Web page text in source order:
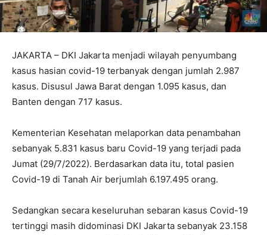
JAKARTA – DKI Jakarta menjadi wilayah penyumbang
kasus hasian covid-19 terbanyak dengan jumlah 2.987
kasus. Disusul Jawa Barat dengan 1.095 kasus, dan
Banten dengan 717 kasus.
Kementerian Kesehatan melaporkan data penambahan
sebanyak 5.831 kasus baru Covid-19 yang terjadi pada
Jumat (29/7/2022). Berdasarkan data itu, total pasien
Covid-19 di Tanah Air berjumlah 6.197.495 orang.
Sedangkan secara keseluruhan sebaran kasus Covid-19
tertinggi masih didominasi DKI Jakarta sebanyak 23.158